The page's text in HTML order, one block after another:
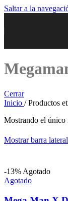
Saltar a la
Cerrar
Inicio / Productos
Mostrando el único
Mostrar barra lateral
-13% Agotado
Agotado